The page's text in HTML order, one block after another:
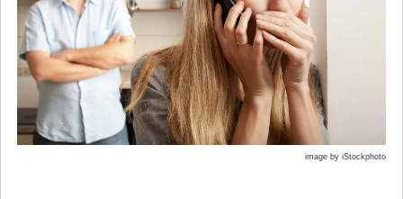
image by iStockphoto